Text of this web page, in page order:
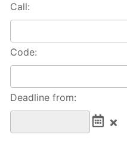
Call:
Code:
Deadline from: